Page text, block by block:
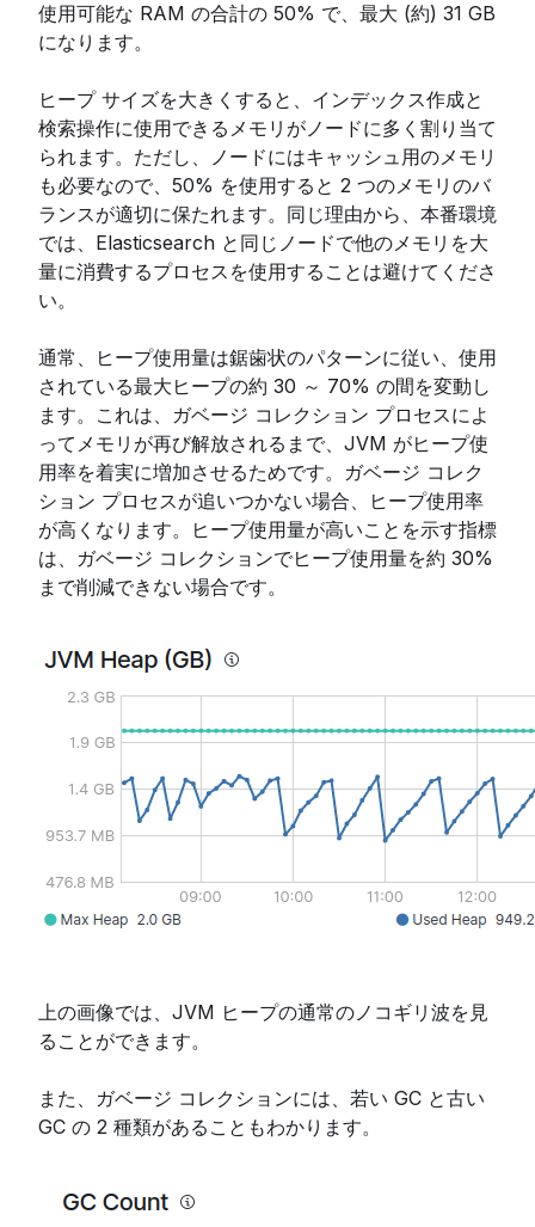
使用可能な RAM の合計の 50% で、最大 (約) 31 GB
になります。
ヒープ サイズを大きくすると、インデックス作成と
検索操作に使用できるメモリがノードに多く割り当て
られます。ただし、ノードにはキャッシュ用のメモリ
も必要なので、50% を使用すると 2 つのメモリのバ
ランスが適切に保たれます。同じ理由から、本番環境
では、Elasticsearch と同じノードで他のメモリを大
量に消費するプロセスを使用することは避けてくださ
い。
通常、ヒープ使用量は鋸歯状のパターンに従い、使用
されている最大ヒープの約 30 ～ 70% の間を変動し
ます。これは、ガベージ コレクション プロセスによ
ってメモリが再び解放されるまで、JVM がヒープ使
用率を着実に増加させるためです。ガベージ コレク
ション プロセスが追いつかない場合、ヒープ使用率
が高くなります。ヒープ使用量が高いことを示す指標
は、ガベージ コレクションでヒープ使用量を約 30%
まで削減できない場合です。
上の画像では、JVM ヒープの通常のノコギリ波を見
ることができます。
また、ガベージ コレクションには、若い GC と古い
GC の 2 種類があることもわかります。